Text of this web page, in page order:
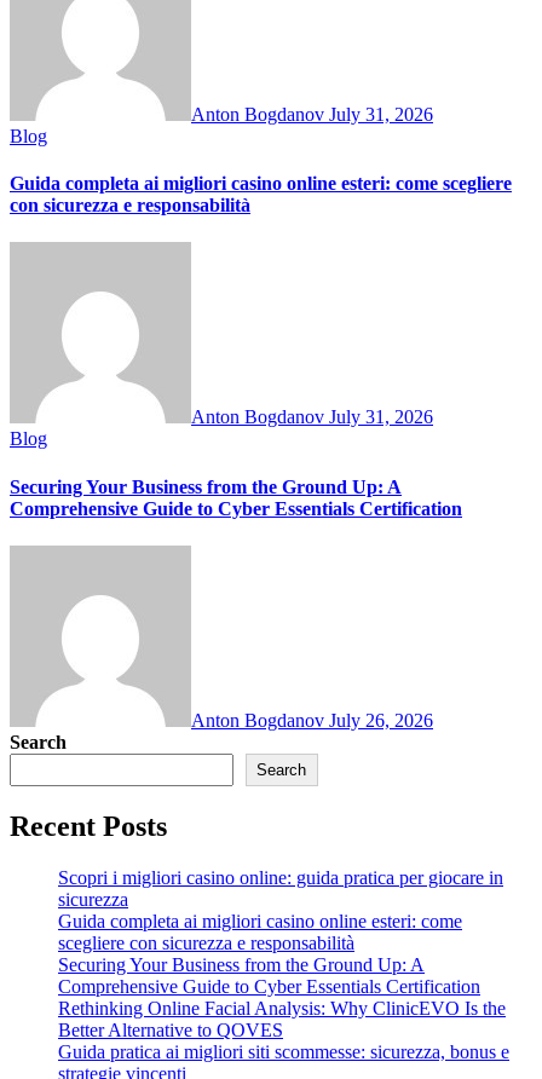
Anton Bogdanov July 31, 2026
Blog
Guida completa ai migliori casino online esteri: come scegliere
con sicurezza e responsabilità
Anton Bogdanov July 31, 2026
Blog
Securing Your Business from the Ground Up: A
Comprehensive Guide to Cyber Essentials Certification
Anton Bogdanov July 26, 2026
Search
Search
Recent Posts
Scopri i migliori casino online: guida pratica per giocare in
sicurezza
Guida completa ai migliori casino online esteri: come
scegliere con sicurezza e responsabilità
Securing Your Business from the Ground Up: A
Comprehensive Guide to Cyber Essentials Certification
Rethinking Online Facial Analysis: Why ClinicEVO Is the
Better Alternative to QOVES
Guida pratica ai migliori siti scommesse: sicurezza, bonus e
strategie vincenti